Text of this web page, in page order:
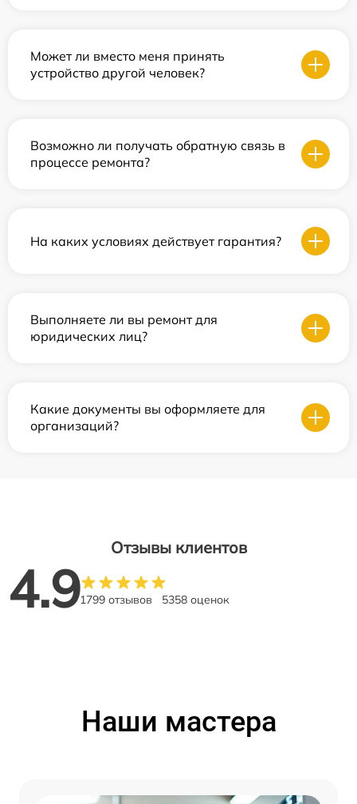
Может ли вместо меня принять
устройство другой человек?
Возможно ли получать обратную связь в
процессе ремонта?
На каких условиях действует гарантия?
Выполняете ли вы ремонт для
юридических лиц?
Какие документы вы оформляете для
организаций?
Отзывы клиентов
4.91799 отзывов 5358 оценок
Наши мастера